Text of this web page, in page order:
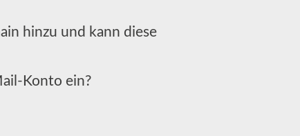
hinzu und kann diese
Konto ein?